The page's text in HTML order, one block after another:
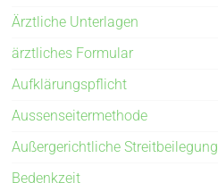
Ärztliche Unterlagen
ärztliches Formular
Aufklärungspflicht
Aussenseitermethode
Außergerichtliche Streitbeilegung
Bedenkzeit